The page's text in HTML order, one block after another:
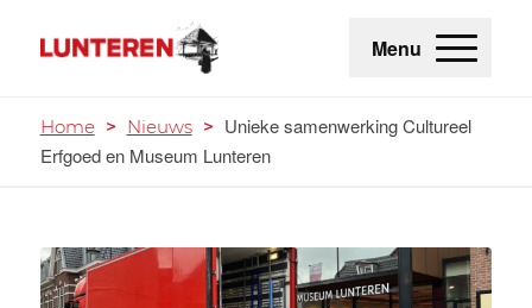
Menu
Home > Nieuws > Unieke samenwerking Cultureel
Erfgoed en Museum Lunteren